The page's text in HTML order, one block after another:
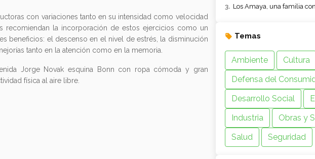
con variaciones tanto en su intensidad como velocidad
recomiendan la incorporación de estos ejercicios como un
beneficios: el descenso en el nivel de estrés, la disminución
tanto en la atención como en la memoria.
Jorge Novak esquina Bonn con ropa cómoda y gran
física al aire libre.
Los Amaya, una familia
Temas
Ambiente
Cultura
Defensa del
Desarrollo Social
Industria
Obras y
Salud
Seguridad